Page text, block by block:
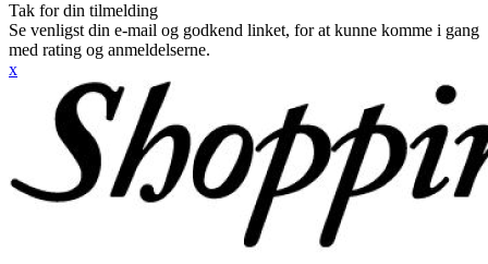
Tak for din tilmelding
Se venligst din e-mail og godkend linket, for at kunne komme i gang
med rating og anmeldelserne.
x